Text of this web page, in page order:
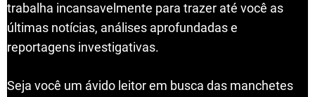
trabalha incansavelmente para trazer até você as
últimas notícias, análises aprofundadas e
reportagens investigativas.
Seja você um ávido leitor em busca das manchetes